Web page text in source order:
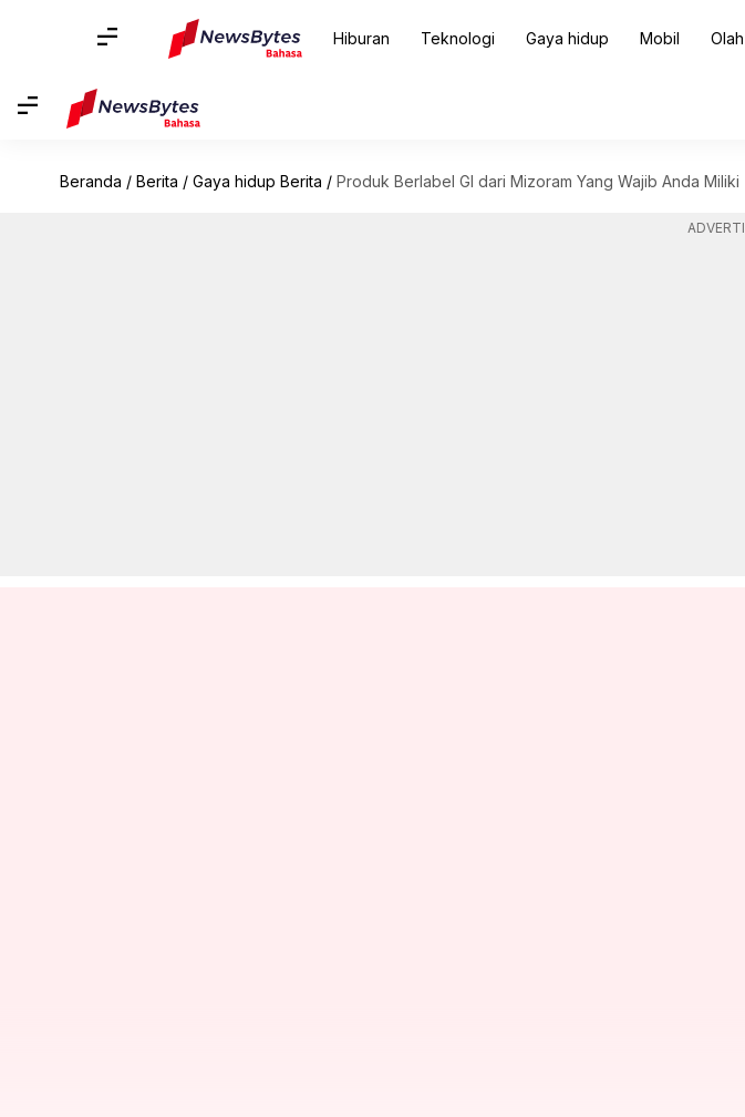
Hiburan Teknologi Gaya hidup Mobil
Beranda / Berita / Gaya hidup Berita / Produk Berlabel GI dari Mizoram Yang Wajib Anda Miliki